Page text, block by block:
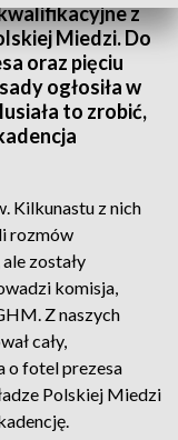
z
Miedzi. Do
oraz pięciu
ogłosiła w
to zrobić,
Kilkunastu z nich
rozmów
zostały
komisja,
Z naszych
cały,
o fotel prezesa
Polskiej Miedzi